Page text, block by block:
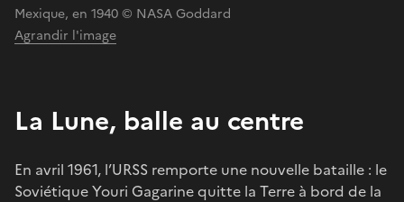
Mexique, en 1940 © NASA Goddard
Agrandir l'image
La Lune, balle au centre
En avril 1961, l’URSS remporte une nouvelle bataille : le
Soviétique Youri Gagarine quitte la Terre à bord de la